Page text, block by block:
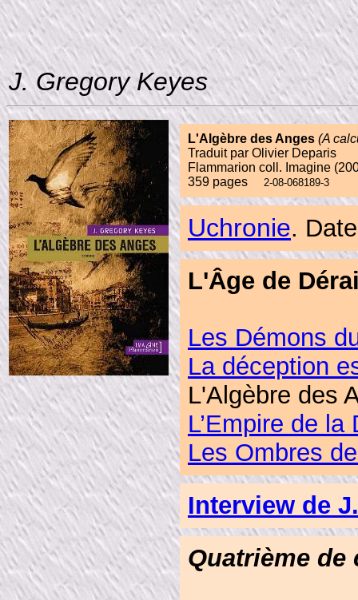
J. Gregory Keyes
L'Algèbre des Anges (A
Traduit par Olivier Deparis
Flammarion coll. Imagine
359 pages 2-08-068189-3
Uchronie.
L'Âge de
Les Démons
La déception
L'Algèbre des
L’Empire de la
Les Ombres
Interview de
Quatrième